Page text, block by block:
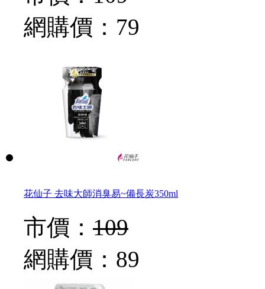
網購價： 79
花仙子 去味大師消臭易~備長炭350ml
市價： 109
網購價： 89